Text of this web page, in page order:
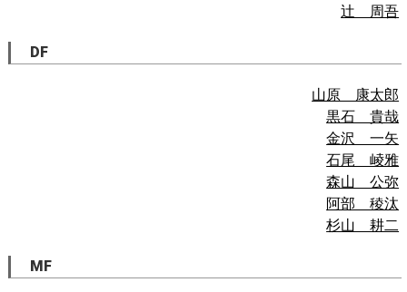
辻 周吾
DF
山原 康太郎
黒石 貴哉
金沢 一矢
石尾 崚雅
森山 公弥
阿部 稜汰
杉山 耕二
MF